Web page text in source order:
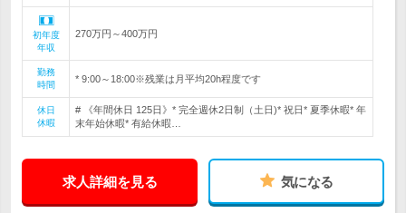
初年度
年収
270万円～400万円
勤務
時間
* 9:00～18:00※残業は月平均20h程度です
休日
休暇
# 《年間休日 125日》* 完全週休2日制（土日)* 祝日* 夏季休暇* 年
末年始休暇* 有給休暇…
求人詳細を見る 気になる